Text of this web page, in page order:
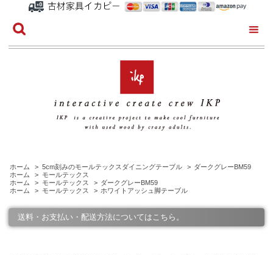
ホーム > 5cm刻みのモールテックスダイニングテーブル > ダークグレーBM59
ホーム
> モールテックス
ホーム
> モールテックス > ダークグレーBM59
ホーム
> モールテックス > ホワイトアッシュ脚テーブル
送料・お支払い・配送方法についてはこちら。